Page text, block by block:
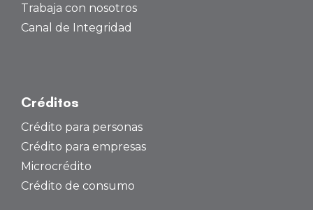
Trabaja con nosotros
Canal de Integridad
Créditos
Crédito para personas
Crédito para empresas
Microcrédito
Crédito de consumo